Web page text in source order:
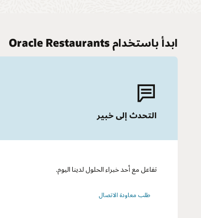
ابدأ باستخدام Oracle Restaurants
التحدث إلى خبير
تفاعل مع أحد خبراء الحلول لدينا اليوم.
طلب معاودة الاتصال